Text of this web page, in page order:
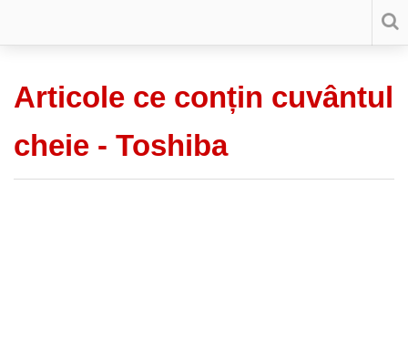
Articole ce conțin cuvântul
cheie - Toshiba